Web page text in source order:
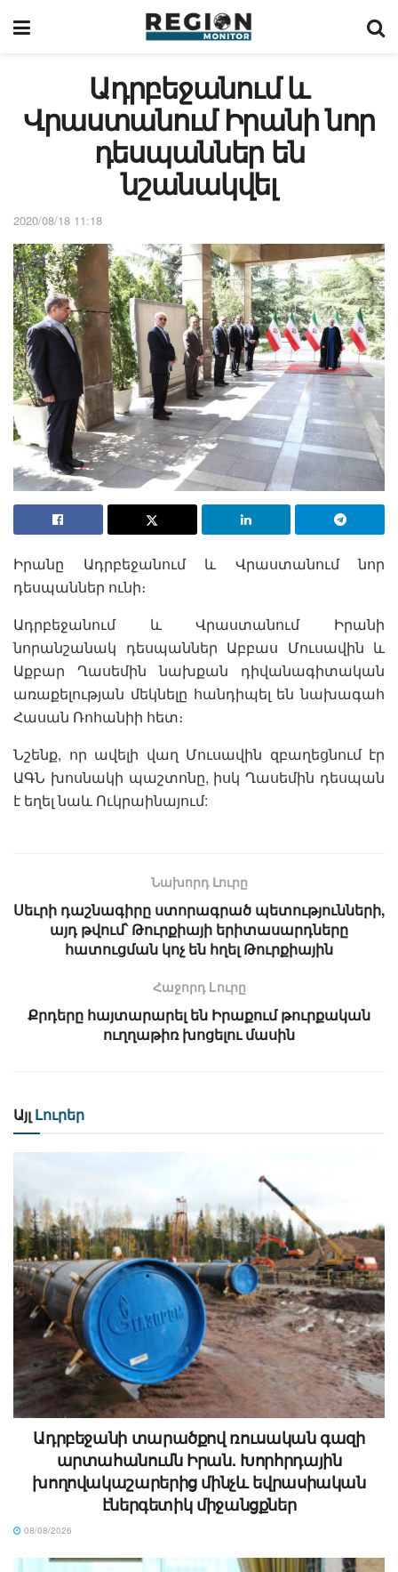
Ադրբեջանում և
Վրաստանում Իրանի նոր
դեսպաններ են
նշանակվել
2020/08/18 11:18
Իրանը Ադրբեջանում և Վրաստանում նոր
դեսպաններ ունի։
Ադրբեջանում և Վրաստանում Իրանի
նորանշանակ դեսպաններ Աբբաս Մուսավին և
Աքբար Ղասեմին նախքան դիվանագիտական
առաքելության մեկնելը հանդիպել են նախագահ
Հասան Ռոհանիի հետ։
Նշենք, որ ավելի վաղ Մուսավին զբաղեցնում էր
ԱԳՆ խոսնակի պաշտոնը, իսկ Ղասեմին դեսպան
է եղել նաև Ուկրաինայում:
Նախորդ Լուրը
Սեւրի դաշնագիրը ստորագրած պետությունների,
այդ թվում՝ Թուրքիայի երիտասարդները
հատուցման կոչ են հղել Թուրքիային
Հաջորդ Lուրը
Քրդերը հայտարարել են Իրաքում թուրքական
ուղղաթիռ խոցելու մասին
Այլ Լուրեր
Ադրբեջանի տարածքով ռուսական գազի
արտահանումն Իրան. Խորհրդային
խողովակաշարերից մինչև եվրասիական
էներգետիկ միջանցքներ
08/08/2026